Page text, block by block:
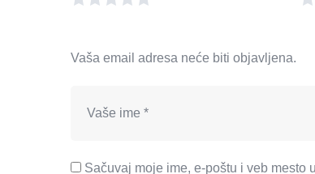
Vaša email adresa neće biti objavljena.
Sačuvaj moje ime, e-poštu i veb mesto